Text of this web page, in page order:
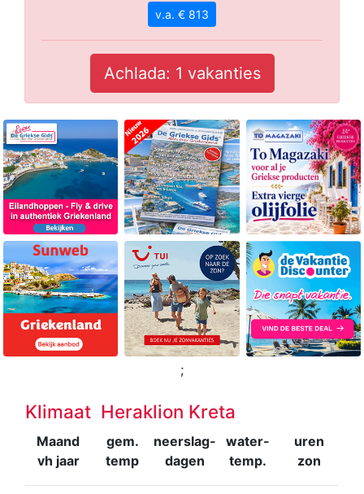
v.a. € 813
Achlada: 1 vakanties
;
Klimaat Heraklion Kreta
Maand
vh jaar
gem.
temp
neerslag-
dagen
water-
temp.
uren
zon